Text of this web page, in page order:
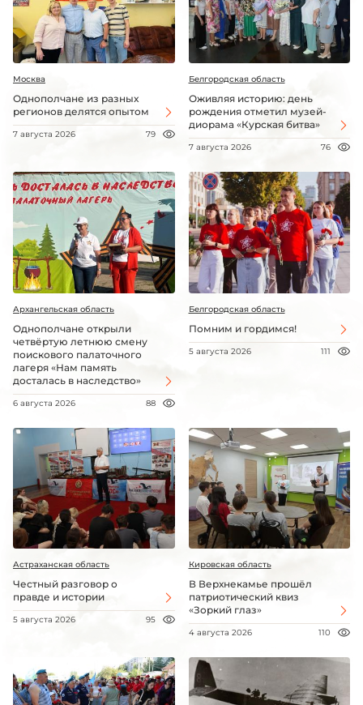
Москва
Однополчане из разных
регионов делятся опытом
7 августа 2026 79
Белгородская область
Оживляя историю: день
рождения отметил музей-
диорама «Курская битва»
7 августа 2026 76
Архангельская область
Однополчане открыли
четвёртую летнюю смену
поискового палаточного
лагеря «Нам память
досталась в наследство»
6 августа 2026 88
Белгородская область
Помним и гордимся!
5 августа 2026 111
Астраханская область
Честный разговор о
правде и истории
5 августа 2026 95
Кировская область
В Верхнекамье прошёл
патриотический квиз
«Зоркий глаз»
4 августа 2026 110